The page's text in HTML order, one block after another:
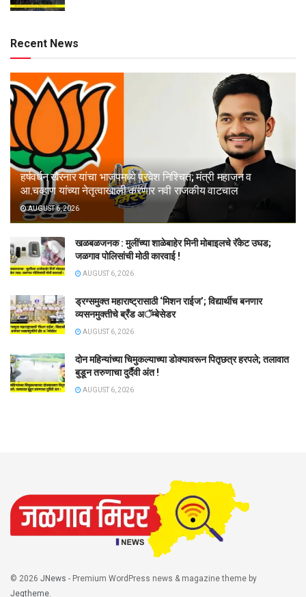
Recent News
हर्षवर्धन खैरनार यांचा भाजपमध्ये प्रवेश निश्चित; मंत्री महाजन व
आ.चव्हाण यांच्या नेतृत्वाखाली करणार नवी राजकीय वाटचाल
AUGUST 6, 2026
खळबळजनक : मुलींच्या शाळेबाहेर मिनी मोबाइलचे रॅकेट उघड;
जळगाव पोलिसांची मोठी कारवाई !
AUGUST 6, 2026
ड्रग्समुक्त महाराष्ट्रासाठी ‘मिशन राईज’; विद्यार्थीच बनणार
व्यसनमुक्तीचे ब्रँड अॅम्बेसेडर
AUGUST 6, 2026
दोन महिन्यांच्या चिमुकल्याच्या डोक्यावरून पितृछत्र हरपले; तलावात
बुडून तरुणाचा दुर्दैवी अंत !
AUGUST 6, 2026
© 2026 JNews - Premium WordPress news & magazine theme by
Jegtheme